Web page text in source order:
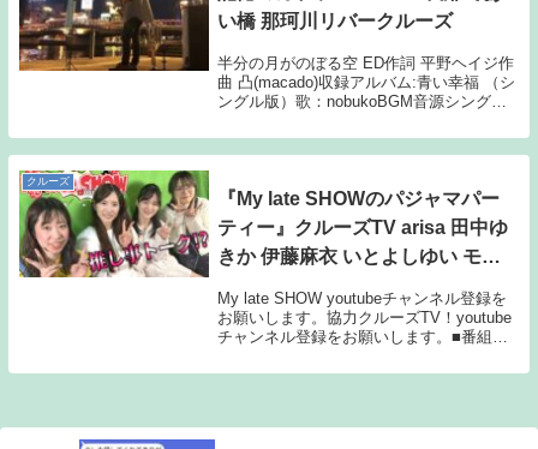
い橋 那珂川リバークルーズ
半分の月がのぼる空 ED作詞 平野ヘイジ作
曲 凸(macado)収録アルバム:青い幸福 （シ
ングル版）歌：nobukoBGM音源シングル
SELMER s-action 2Neck silver...
クルーズ
『My late SHOWのパジャマパー
ティー』クルーズTV arisa 田中ゆ
きか 伊藤麻衣 いとよしゆい モデ
タレント 役者 生放送 番組
My late SHOW youtubeチャンネル登録を
お願いします。協力クルーズTV！youtube
チャンネル登録をお願いします。■番組概
ジャマパーティー』arisa 田中ゆきか 伊